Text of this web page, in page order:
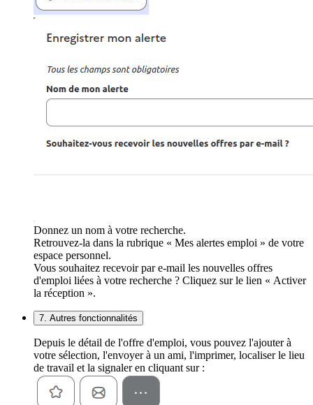
Donnez un nom à votre recherche.
Retrouvez-la dans la rubrique « Mes alertes emploi » de votre
espace personnel.
Vous souhaitez recevoir par e-mail les nouvelles offres
d'emploi liées à votre recherche ? Cliquez sur le lien « Activer
la réception ».
7. Autres fonctionnalités
Depuis le détail de l'offre d'emploi, vous pouvez l'ajouter à
votre sélection, l'envoyer à un ami, l'imprimer, localiser le lieu
de travail et la signaler en cliquant sur :